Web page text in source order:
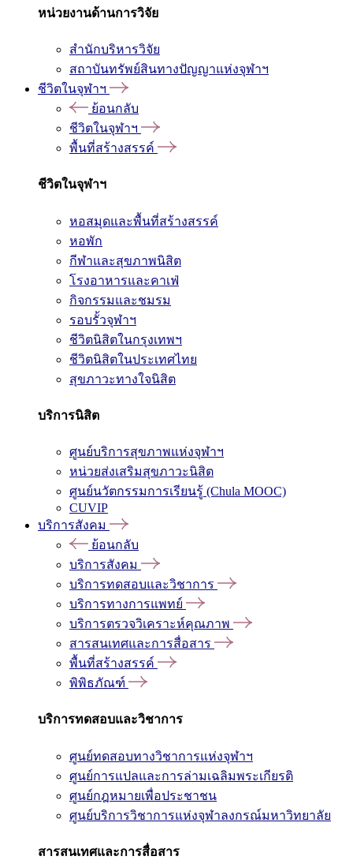
หน่วยงานด้านการวิจัย
สำนักบริหารวิจัย
สถาบันทรัพย์สินทางปัญญาแห่งจุฬาฯ
ชีวิตในจุฬาฯ
ย้อนกลับ
ชีวิตในจุฬาฯ
พื้นที่สร้างสรรค์
ชีวิตในจุฬาฯ
หอสมุดและพื้นที่สร้างสรรค์
หอพัก
กีฬาและสุขภาพนิสิต
โรงอาหารและคาเฟ่
กิจกรรมและชมรม
รอบรั้วจุฬาฯ
ชีวิตนิสิตในกรุงเทพฯ
ชีวิตนิสิตในประเทศไทย
สุขภาวะทางใจนิสิต
บริการนิสิต
ศูนย์บริการสุขภาพแห่งจุฬาฯ
หน่วยส่งเสริมสุขภาวะนิสิต
ศูนย์นวัตกรรมการเรียนรู้ (Chula MOOC)
CUVIP
บริการสังคม
ย้อนกลับ
บริการสังคม
บริการทดสอบและวิชาการ
บริการทางการแพทย์
บริการตรวจวิเคราะห์คุณภาพ
สารสนเทศและการสื่อสาร
พื้นที่สร้างสรรค์
พิพิธภัณฑ์
บริการทดสอบและวิชาการ
ศูนย์ทดสอบทางวิชาการแห่งจุฬาฯ
ศูนย์การแปลและการล่ามเฉลิมพระเกียรติ
ศูนย์กฎหมายเพื่อประชาชน
ศูนย์บริการวิชาการแห่งจุฬาลงกรณ์มหาวิทยาลัย
สารสนเทศและการสื่อสาร